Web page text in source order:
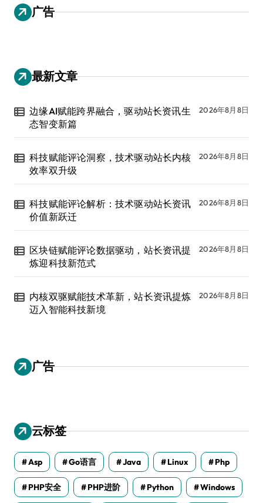
广告
最新文章
边缘AI赋能跨界融合，驱动站长资讯生
态智变新篇
2026年8月8日
科技赋能评论洞察，技术驱动站长内核
效率双升级
2026年8月8日
科技赋能评论解析：技术驱动站长资讯
价值新跃迁
2026年8月8日
区块链赋能评论数据驱动，站长资讯提
炼迎科技新范式
2026年8月8日
内核双驱赋能技术革新，站长资讯提炼
迈入智能科技新境
2026年8月8日
广告
云标签
Asp Go语言 Java Linux Php
PHP安全 PHP进阶 Python Windows